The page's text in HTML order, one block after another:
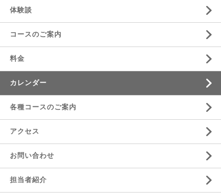
体験談
コースのご案内
料金
カレンダー
各種コースのご案内
アクセス
お問い合わせ
担当者紹介